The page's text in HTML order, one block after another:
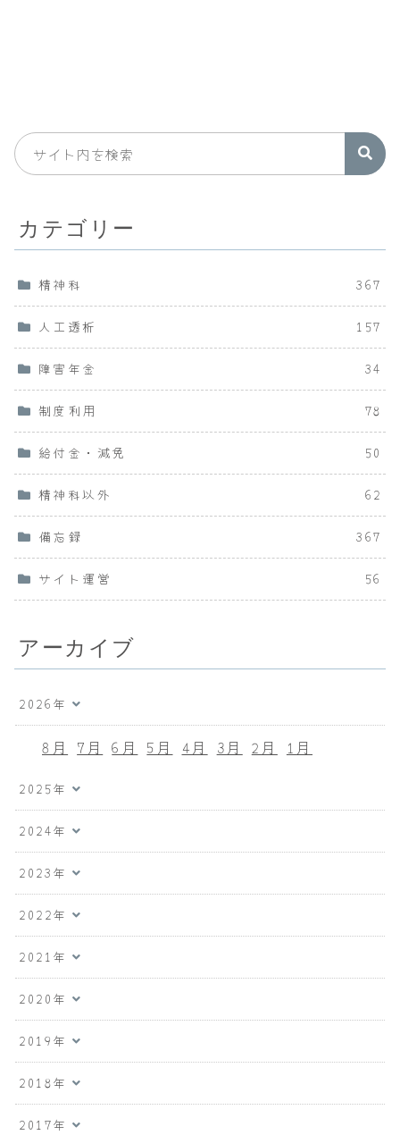
カテゴリー
精神科 367
人工透析 157
障害年金 34
制度利用 78
給付金・減免 50
精神科以外 62
備忘録 367
サイト運営 56
アーカイブ
2026年
8月 7月 6月 5月 4月 3月 2月 1月
2025年
2024年
2023年
2022年
2021年
2020年
2019年
2018年
2017年